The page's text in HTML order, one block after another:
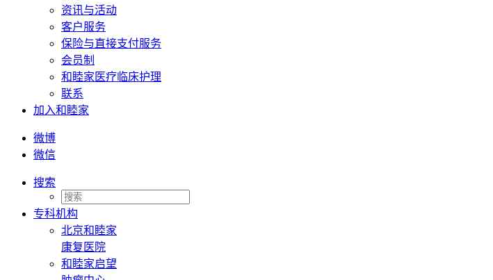
资讯与活动
客户服务
保险与直接支付服务
会员制
和睦家医疗临床护理
联系
加入和睦家
微博
微信
搜索
专科机构
北京和睦家
康复医院
和睦家启望